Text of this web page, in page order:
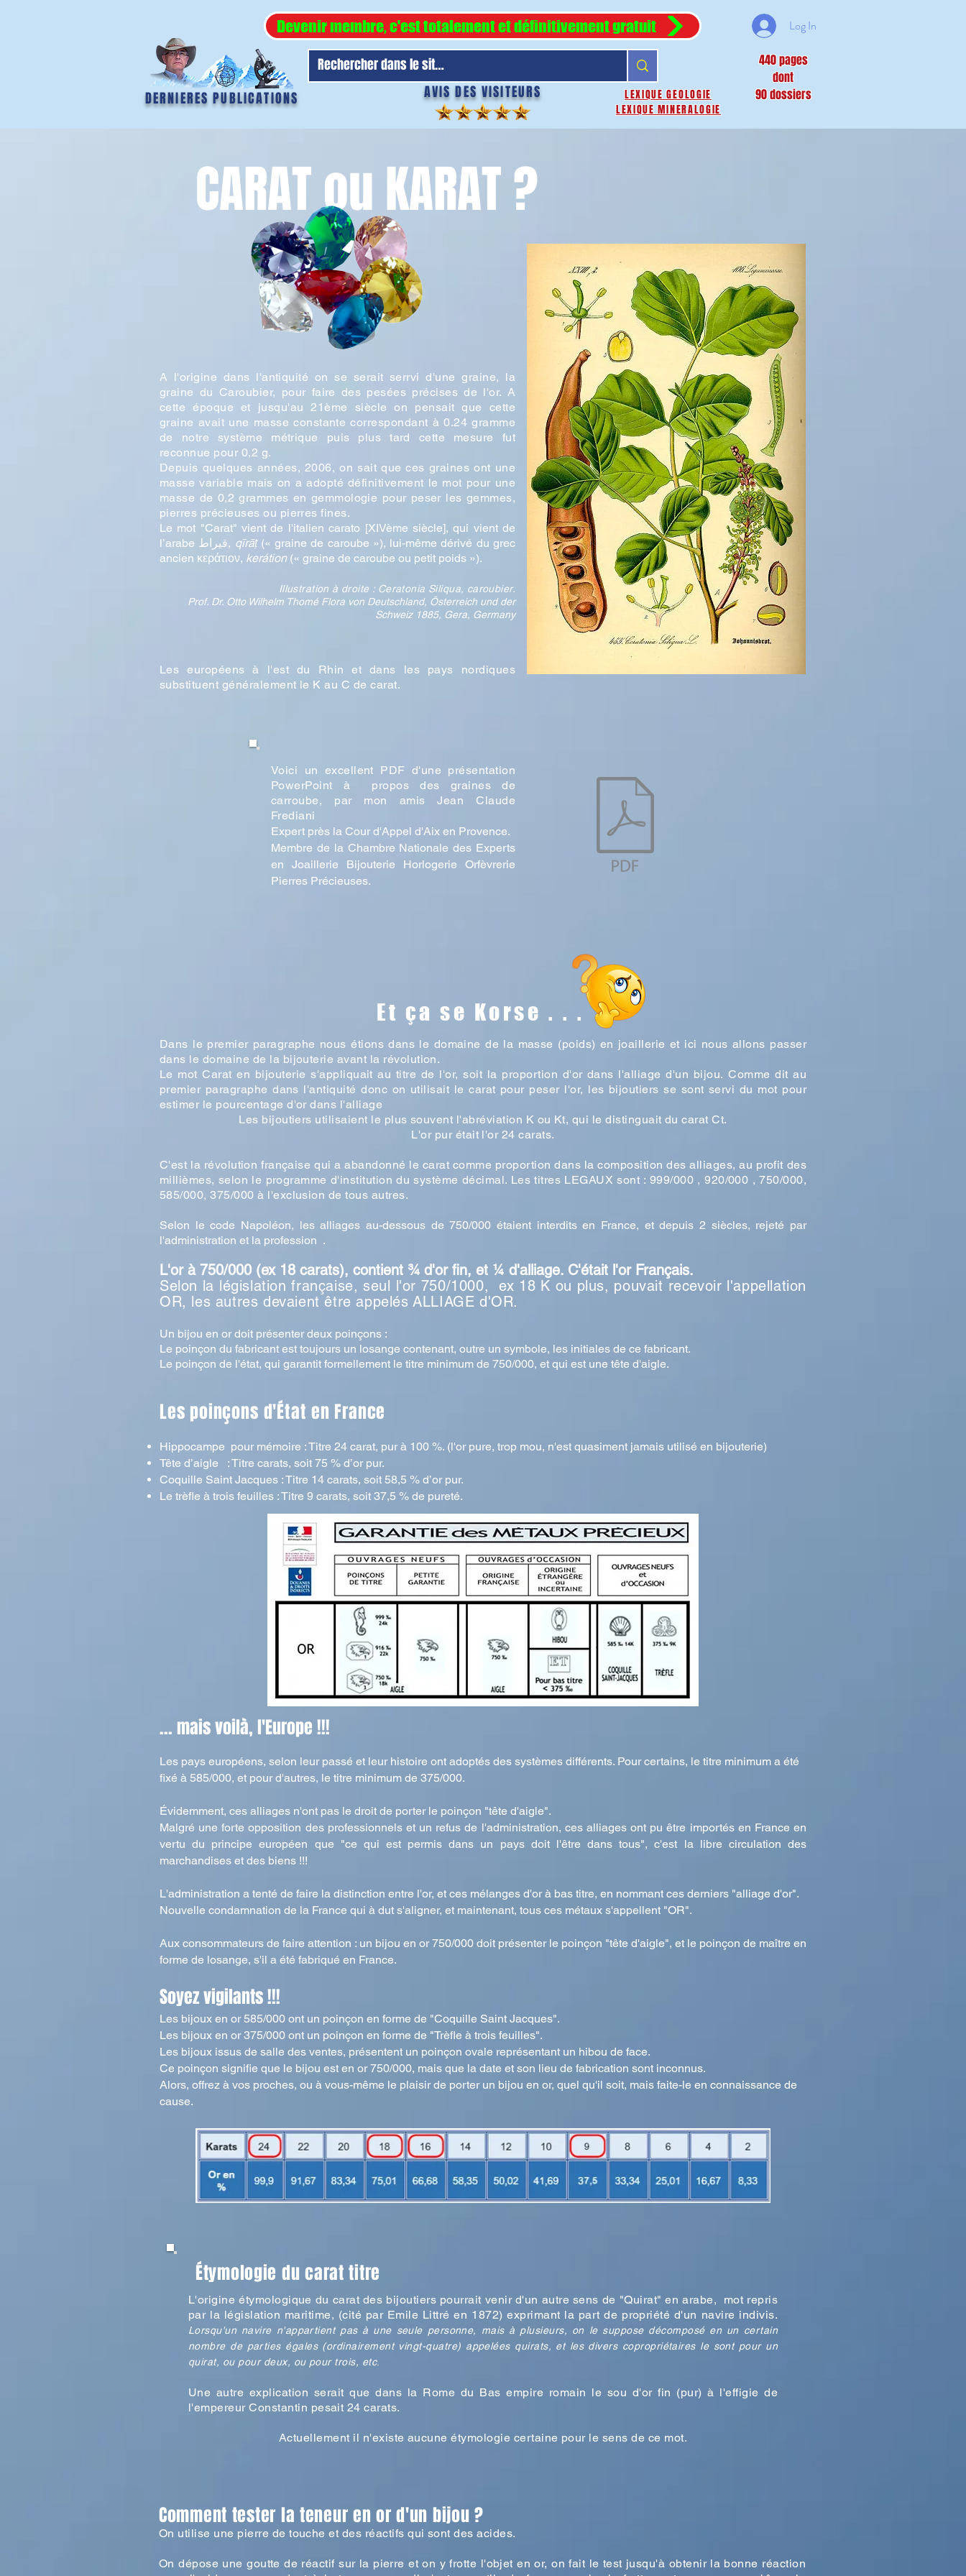
Devenir membre, c'est totalement et définitivement gratuit Log In
AVIS DES VISITEURS
DERNIERES PUBLICATIONS
LEXIQUE GEOLOGIE
LEXIQUE MINERALOGIE
440 pages
dont
90 dossiers
CARAT ou KARAT ?
A l'origine dans l'antiquité on se serait serrvi d'une graine, la
graine du Caroubier, pour faire des pesées précises de l'or. A
cette époque et jusqu'au 21ème siècle on pensait que cette
graine avait une masse constante correspondant à 0.24 gramme
de notre système métrique puis plus tard cette mesure fut
reconnue pour 0,2 g.
Depuis quelques années, 2006, on sait que ces graines ont une
masse variable mais on a adopté définitivement le mot pour une
masse de 0,2 grammes en gemmologie pour peser les gemmes,
pierres précieuses ou pierres fines.
Le mot "Carat" vient de l'italien carato [XIVème siècle], qui vient de
l’arabe قيراط, qīrāṭ(« graine de caroube »), lui-même dérivé du grec
ancien κεράτιον, kerátion(« graine de caroube ou petit poids »).
Illustration à droite : Ceratonia Siliqua, caroubier.
Prof. Dr. Otto Wilhelm Thomé Flora von Deutschland, Österreich und der
Schweiz 1885, Gera, Germany
Les européens à l'est du Rhin et dans les pays nordiques
substituent généralement le K au C de carat.
Voici un excellent PDF d'une présentation
PowerPoint à propos des graines de
carroube, par mon amis Jean Claude
Frediani
Expert près la Cour d'Appel d'Aix en Provence.
Membre de la Chambre Nationale des Experts
en Joaillerie Bijouterie Horlogerie Orfèvrerie
Pierres Précieuses.
Et ça se Korse . . .
Dans le premier paragraphe nous étions dans le domaine de la masse (poids) en joaillerie et ici nous allons passer
dans le domaine de la bijouterie avant la révolution.
Le mot Carat en bijouterie s'appliquait au titre de l'or, soit la proportion d'or dans l'alliage d'un bijou. Comme dit au
premier paragraphe dans l'antiquité donc on utilisait le carat pour peser l'or, les bijoutiers se sont servi du mot pour
estimer le pourcentage d'or dans l'alliage
Les bijoutiers utilisaient le plus souvent l'abréviation K ou Kt, qui le distinguait du carat Ct.
L'or pur était l'or 24 carats.
C'est la révolution française qui a abandonné le carat comme proportion dans la composition des alliages, au profit des
millièmes, selon le programme d'institution du système décimal. Les titres LEGAUX sont : 999/000 , 920/000 , 750/000,
585/000, 375/000 à l'exclusion de tous autres.
Selon le code Napoléon, les alliages au-dessous de 750/000 étaient interdits en France, et depuis 2 siècles, rejeté par
l'administration et la profession .
L'or à 750/000 (ex 18 carats), contient ¾ d'or fin, et ¼ d'alliage. C'était l'or Français.
Selon la législation française, seul l'or 750/1000, ex 18 K ou plus, pouvait recevoir l'appellation
OR, les autres devaient être appelés ALLIAGE d'OR.
Un bijou en or doit présenter deux poinçons :
Le poinçon du fabricant est toujours un losange contenant, outre un symbole, les initiales de ce fabricant.
Le poinçon de l'état, qui garantit formellement le titre minimum de 750/000, et qui est une tête d'aigle.
Les poinçons d'État en France
Hippocampe pour mémoire : Titre 24 carat, pur à 100 %. (l'or pure, trop mou, n'est quasiment jamais utilisé en bijouterie)
Tête d’aigle : Titre carats, soit 75 % d’or pur.
Coquille Saint Jacques : Titre 14 carats, soit 58,5 % d’or pur.
Le trèfle à trois feuilles : Titre 9 carats, soit 37,5 % de pureté.
... mais voilà, l'Europe !!!
Les pays européens, selon leur passé et leur histoire ont adoptés des systèmes différents. Pour certains, le titre minimum a été
fixé à 585/000, et pour d'autres, le titre minimum de 375/000.
Évidemment, ces alliages n'ont pas le droit de porter le poinçon "tête d'aigle".
Malgré une forte opposition des professionnels et un refus de l'administration, ces alliages ont pu être importés en France en
vertu du principe européen que "ce qui est permis dans un pays doit l'être dans tous", c'est la libre circulation des
marchandises et des biens !!!
L'administration a tenté de faire la distinction entre l'or, et ces mélanges d'or à bas titre, en nommant ces derniers "alliage d'or".
Nouvelle condamnation de la France qui à dut s'aligner, et maintenant, tous ces métaux s'appellent "OR".
Aux consommateurs de faire attention : un bijou en or 750/000 doit présenter le poinçon "tête d'aigle", et le poinçon de maître en
forme de losange, s'il a été fabriqué en France.
Soyez vigilants !!!
Les bijoux en or 585/000 ont un poinçon en forme de "Coquille Saint Jacques".
Les bijoux en or 375/000 ont un poinçon en forme de "Trèfle à trois feuilles".
Les bijoux issus de salle des ventes, présentent un poinçon ovale représentant un hibou de face.
Ce poinçon signifie que le bijou est en or 750/000, mais que la date et son lieu de fabrication sont inconnus.
Alors, offrez à vos proches, ou à vous-même le plaisir de porter un bijou en or, quel qu'il soit, mais faite-le en connaissance de
cause.
Étymologie du carat titre
L'origine étymologique du carat des bijoutiers pourrait venir d'un autre sens de "Quirat" en arabe, mot repris
par la législation maritime, (cité par Emile Littré en 1872) exprimant la part de propriété d'un navire indivis.
Lorsqu'un navire n'appartient pas à une seule personne, mais à plusieurs, on le suppose décomposé en un certain
nombre de parties égales (ordinairement vingt-quatre) appelées quirats, et les divers copropriétaires le sont pour un
quirat, ou pour deux, ou pour trois, etc.
Une autre explication serait que dans la Rome du Bas empire romain le sou d'or fin (pur) à l'effigie de
l'empereur Constantin pesait 24 carats.
Actuellement il n'existe aucune étymologie certaine pour le sens de ce mot.
Comment tester la teneur en or d'un bijou ?
On utilise une pierre de touche et des réactifs qui sont des acides.
On dépose une goutte de réactif sur la pierre et on y frotte l'objet en or, on fait le test jusqu'à obtenir la bonne réaction